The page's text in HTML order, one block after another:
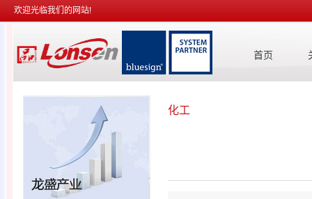
欢迎光临我们的网站!
首页
化工